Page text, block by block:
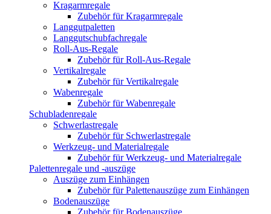
Kragarmregale
Zubehör für Kragarmregale
Langgutpaletten
Langgutschubfachregale
Roll-Aus-Regale
Zubehör für Roll-Aus-Regale
Vertikalregale
Zubehör für Vertikalregale
Wabenregale
Zubehör für Wabenregale
Schubladenregale
Schwerlastregale
Zubehör für Schwerlastregale
Werkzeug- und Materialregale
Zubehör für Werkzeug- und Materialregale
Palettenregale und -auszüge
Auszüge zum Einhängen
Zubehör für Palettenauszüge zum Einhängen
Bodenauszüge
Zubehör für Bodenauszüge